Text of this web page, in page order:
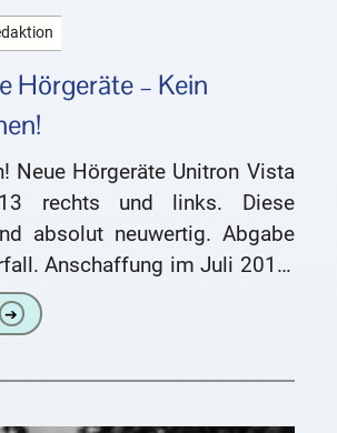
Hörgeräte – Kein
Neue Hörgeräte Unitron Vista
rechts und links. Diese
absolut neuwertig. Abgabe
Anschaffung im Juli 2016.
von der
➔